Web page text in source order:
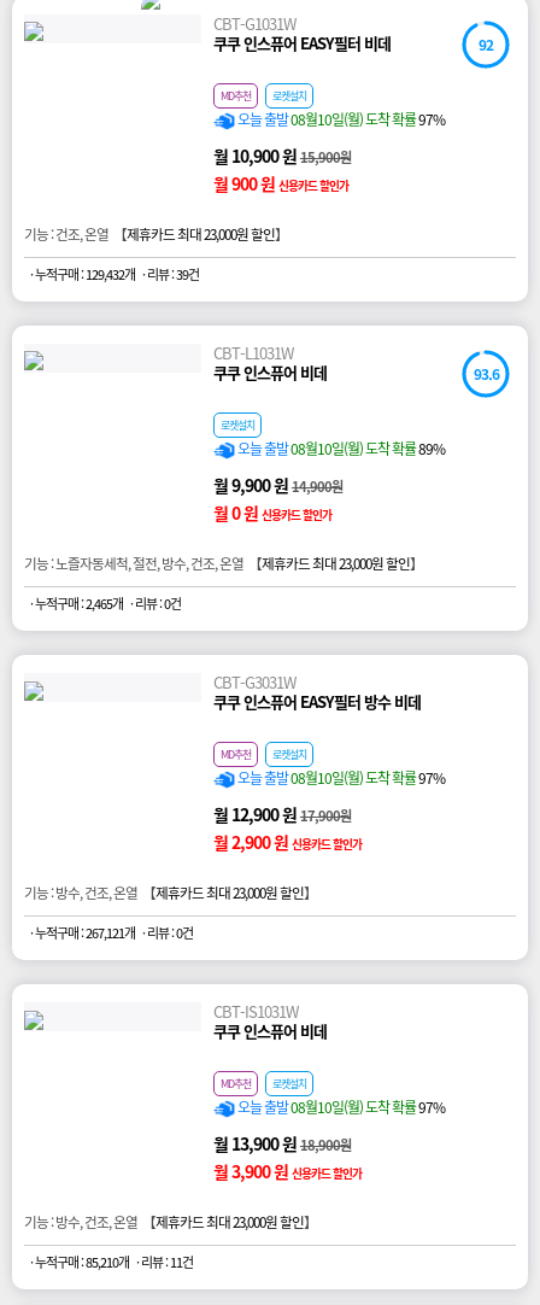
92
CBT-G1031W
쿠쿠 인스퓨어 EASY필터 비데
MD추천 로켓설치
오늘 출발08월10일(월) 도착 확률97%
월 10,900 원15,900원
월 900 원 신용카드 할인가
기능 : 건조, 온열 【제휴카드 최대 23,000원 할인】
· 누적구매 : 129,432개 · 리뷰 : 39건
93.6
CBT-L1031W
쿠쿠 인스퓨어 비데
로켓설치
오늘 출발08월10일(월) 도착 확률89%
월 9,900 원14,900원
월 0 원 신용카드 할인가
기능 : 노즐자동세척, 절전, 방수, 건조, 온열 【제휴카드 최대 23,000원 할인】
· 누적구매 : 2,465개 · 리뷰 : 0건
CBT-G3031W
쿠쿠 인스퓨어 EASY필터 방수 비데
MD추천 로켓설치
오늘 출발08월10일(월) 도착 확률97%
월 12,900 원17,900원
월 2,900 원 신용카드 할인가
기능 : 방수, 건조, 온열 【제휴카드 최대 23,000원 할인】
· 누적구매 : 267,121개 · 리뷰 : 0건
CBT-IS1031W
쿠쿠 인스퓨어 비데
MD추천 로켓설치
오늘 출발08월10일(월) 도착 확률97%
월 13,900 원18,900원
월 3,900 원 신용카드 할인가
기능 : 방수, 건조, 온열 【제휴카드 최대 23,000원 할인】
· 누적구매 : 85,210개 · 리뷰 : 11건